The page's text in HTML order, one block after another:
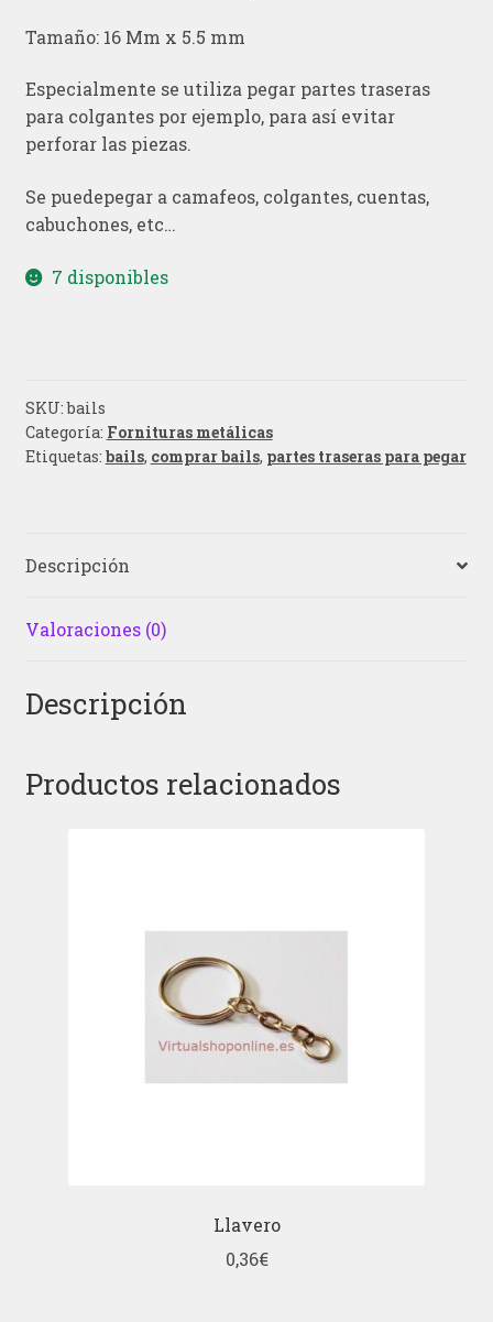
Tamaño: 16 Mm x 5.5 mm
Especialmente se utiliza pegar partes traseras
para colgantes por ejemplo, para así evitar
perforar las piezas.
Se puedepegar a camafeos, colgantes, cuentas,
cabuchones, etc…
7 disponibles
SKU:bails
Categoría: Fornituras metálicas
Etiquetas: bails, comprar bails, partes traseras para pegar
Descripción
Valoraciones (0)
Descripción
Productos relacionados
Llavero
0,36€